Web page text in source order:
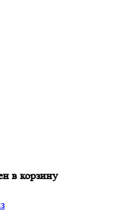
в корзину